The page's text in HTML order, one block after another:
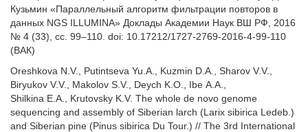
Кузьмин «Параллельный алгоритм фильтрации повторов в
данных NGS ILLUMINA» Доклады Академии Наук ВШ РФ, 2016
№ 4 (33), сс. 99–110. doi: 10.17212/1727-2769-2016-4-99-110
(ВАК)
Oreshkova N.V., Putintseva Yu.A., Kuzmin D.A., Sharov V.V.,
Biryukov V.V., Makolov S.V., Deych K.O., Ibe A.A.,
Shilkina E.A., Krutovsky K.V. The whole de novo genome
sequencing and assembly of Siberian larch (Larix sibirica Ledeb.)
and Siberian pine (Pinus sibirica Du Tour.) // The 3rd International